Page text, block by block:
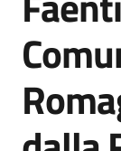
e
comunicazione
Seguici
su